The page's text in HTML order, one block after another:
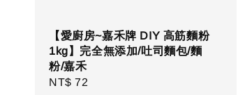
【愛廚房~嘉禾牌 DIY 高筋麵粉
1kg】完全無添加/吐司麵包/麵
粉/嘉禾
Regular
NT$ 72